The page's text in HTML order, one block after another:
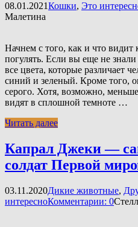
08.01.2021Кошки, Это
Малетина
Начнем с того, как и что видит
погулять. Если вы еще не
все цвета, которые различает
синий и зеленый. Кроме того,
серого. Хотя, возможно,
видят в сплошной темноте …
Читать далее
Капрал Джеки —
солдат Первой
03.11.2020Дикие животные,
интересноКомментарии: 0